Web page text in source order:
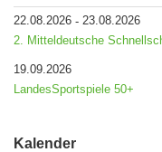
22.08.2026 - 23.08.2026
2. Mitteldeutsche
19.09.2026
LandesSportspiele 50+
Kalender